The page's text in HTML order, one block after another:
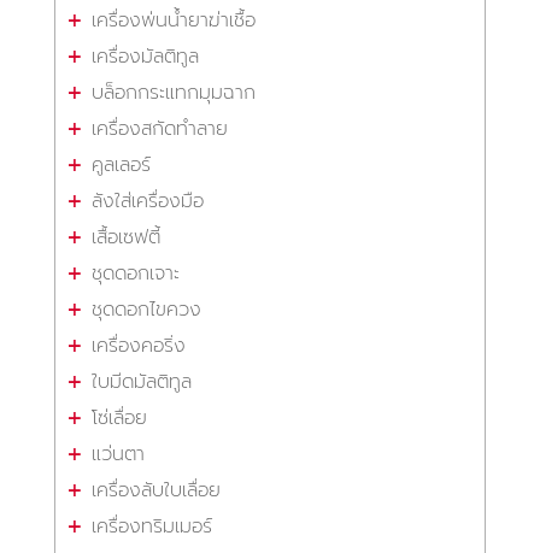
เครื่องพ่นน้ำยาฆ่าเชื้อ
เครื่องมัลติทูล
บล็อกกระแทกมุมฉาก
เครื่องสกัดทำลาย
คูลเลอร์
ลังใส่เครื่องมือ
เสื้อเซฟตี้
ชุดดอกเจาะ
ชุดดอกไขควง
เครื่องคอริ่ง
ใบมีดมัลติทูล
โซ่เลื่อย
แว่นตา
เครื่องลับใบเลื่อย
เครื่องทริมเมอร์